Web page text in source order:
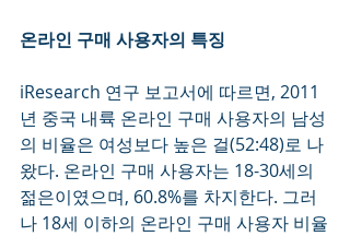
온라인 구매 사용자의 특징
iResearch 연구 보고서에 따르면, 2011
년 중국 내륙 온라인 구매 사용자의 남성
의 비율은 여성보다 높은 걸(52:48)로 나
왔다. 온라인 구매 사용자는 18-30세의
젊은이였으며, 60.8%를 차지한다. 그러
나 18세 이하의 온라인 구매 사용자 비율